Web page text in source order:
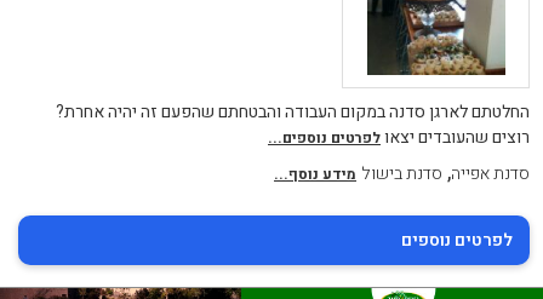
החלטתם לארגן סדנה במקום העבודה והבטחתם שהפעם זה יהיה אחרת?
רוצים שהעובדים יצאולפרטים נוספים...
סדנת אפייה, סדנת בישול מידע נוסף...
לפרטים נוספים